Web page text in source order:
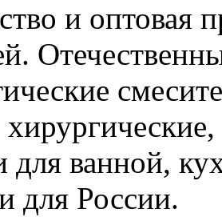
и оптовая
для ванной,
для России.